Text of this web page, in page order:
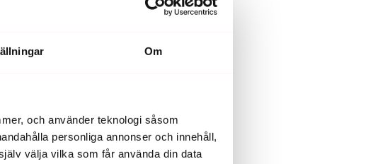
Om
och använder teknologi såsom
personliga annonser och innehåll,
välja vilka som får använda din data